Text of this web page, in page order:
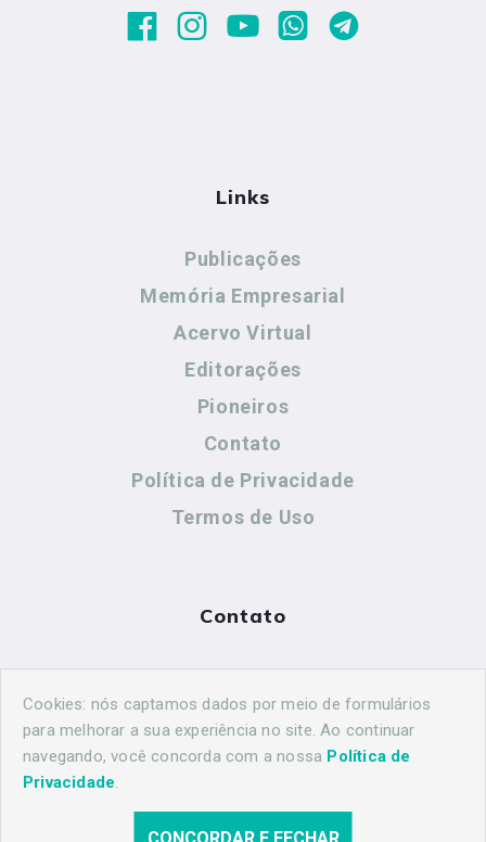
Links
Publicações
Memória Empresarial
Acervo Virtual
Editorações
Pioneiros
Contato
Política de Privacidade
Termos de Uso
Contato
maringahistorica@gmail.com
Cookies: nós captamos dados por meio de formulários
para melhorar a sua experiência no site. Ao continuar
navegando, você concorda com a nossa Política de
Privacidade.